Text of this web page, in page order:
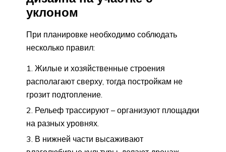
уклоном
При планировке необходимо соблюдать
несколько правил:
Жилые и хозяйственные строения
располагают сверху, тогда постройкам не
грозит подтопление.
Рельеф трассируют – организуют площадки
на разных уровнях.
В нижней части высаживают